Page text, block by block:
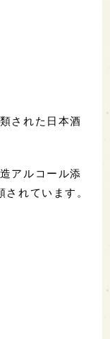
された日本酒
アルコール添
れています。